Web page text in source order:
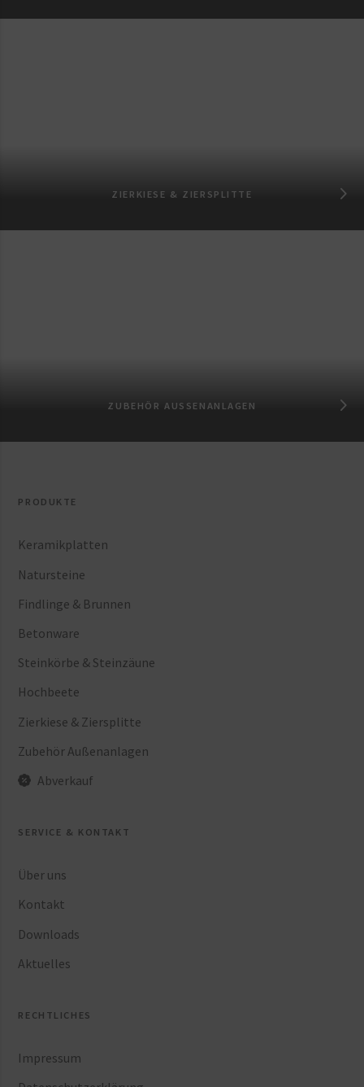
ZIERKIESE & ZIERSPLITTE
ZUBEHÖR AUSSENANLAGEN
PRODUKTE
Keramikplatten
Natursteine
Findlinge & Brunnen
Betonware
Steinkörbe & Steinzäune
Hochbeete
Zierkiese & Ziersplitte
Zubehör Außenanlagen
Abverkauf
SERVICE & KONTAKT
Über uns
Kontakt
Downloads
Aktuelles
RECHTLICHES
Impressum